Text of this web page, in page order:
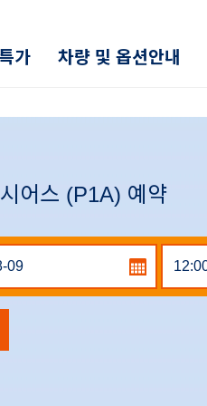
가 차량 및 옵션안내
어스 (P1A) 예약